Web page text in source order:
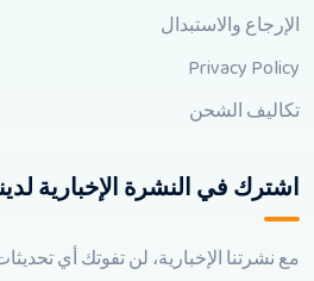
الإرجاع والاستبدال
Privacy Policy
تكاليف الشحن
اشترك في النشرة الإخبارية
مع نشرتنا الإخبارية، لن تفوتك أي